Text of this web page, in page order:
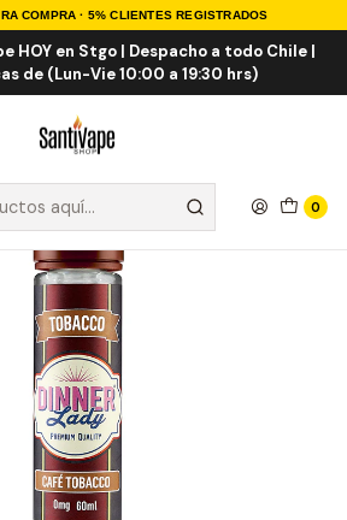
COMPRA · 5% CLIENTES REGISTRADOS
HOY en Stgo | Despacho a todo Chile |
de (Lun-Vie 10:00 a 19:30 hrs)
0
Tabaco Cafe Tobacco Shortfill 50ml